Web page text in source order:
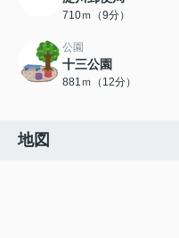
710ｍ（9分）
公園
十三公園
881ｍ（12分）
地図